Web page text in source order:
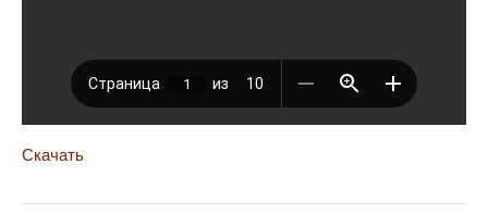
Скачать